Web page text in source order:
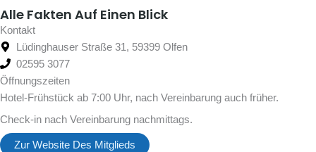
Alle Fakten Auf Einen Blick
Kontakt
Lüdinghauser Straße 31, 59399 Olfen
02595 3077
Öffnungszeiten
Hotel-Frühstück ab 7:00 Uhr, nach Vereinbarung auch früher.
Check-in nach Vereinbarung nachmittags.
Zur Website Des Mitglieds